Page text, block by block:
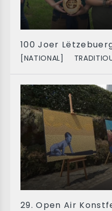
100 Joer
[NATIONAL]
29. Open Air